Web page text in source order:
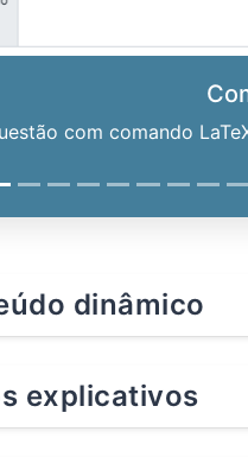
com comando
dinâmico
explicativos